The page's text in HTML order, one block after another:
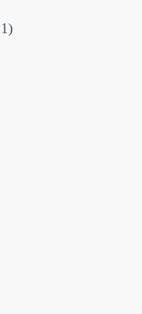
11